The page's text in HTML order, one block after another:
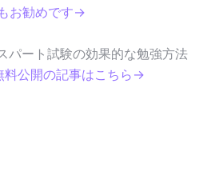
お勧めです→
パート試験の効果的な勉強方法
料公開の記事はこちら→